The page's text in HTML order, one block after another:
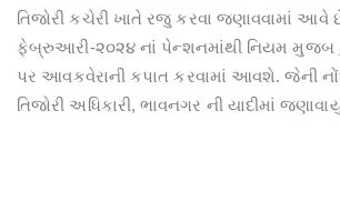
તિજોરી કચેરી ખાતે રજુ કરવા જણાવવામાં
ફેબ્રુઆરી-૨૦૨૪ નાં પેન્શનમાંથી નિયમ
પર આવકવેરાની કપાત કરવામાં આવશે. જેની
તિજોરી અધિકારી, ભાવનગર ની યાદીમાં